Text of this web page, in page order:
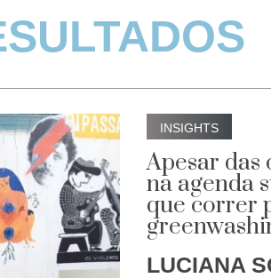
INSIGHTS
Apesar das
na agenda
que correr
LUCIANA